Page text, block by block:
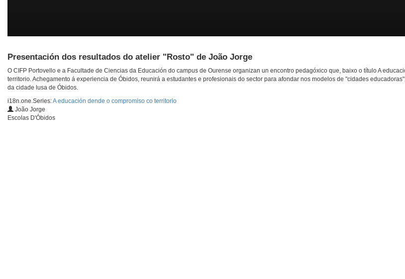
Presentación dos resultados do atelier "Rosto" de João Jorge
O CIFP Portovello e a Facultade de Ciencias da Educación do campus de Ourense organizan un encontro pedagóxico que, baixo o título A
territorio. Achegamento á experiencia de Óbidos, reunirá a estudantes e profesionais do sector para afondar nos modelos de "cidades
da cidade lusa de Óbidos.
i18n.one.Series:A educación dende o compromiso co territorio
João Jorge
Escolas D'Óbidos